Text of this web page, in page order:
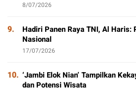
8/07/2026
9.
Hadiri Panen Raya TNI, Al Haris:
Nasional
17/07/2026
10. ‘Jambi Elok Nian’ Tampilkan
dan Potensi Wisata